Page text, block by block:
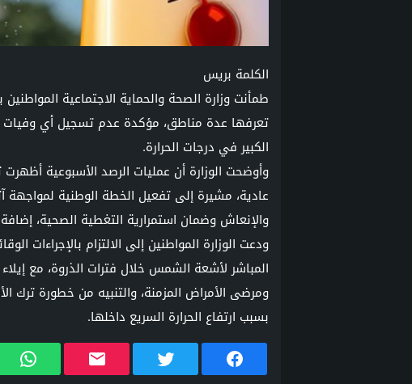
الكلمة بريس
طمأنت وزارة الصحة والحماية الاجتماعية
تعرفها عدة مناطق، مؤكدة عدم تسجيل أي وفيات
الكبير في درجات الحرارة.
عادية، مشيرة إلى تفعيل الخطة الوطنية لمواجهة
والإنعاش وضمان استمرارية التغطية الصحية،
ودعت الوزارة المواطنين إلى الالتزام بالإجراءات
المباشر لأشعة الشمس خلال فترات الذروة، مع
ومرضى الأمراض المزمنة، والتنبيه من خطورة
بسبب ارتفاع الحرارة السريع داخلها.